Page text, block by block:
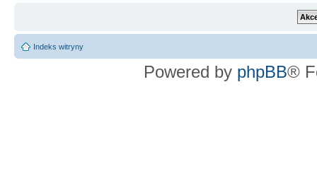
Indeks witryny
Powered by phpBB®